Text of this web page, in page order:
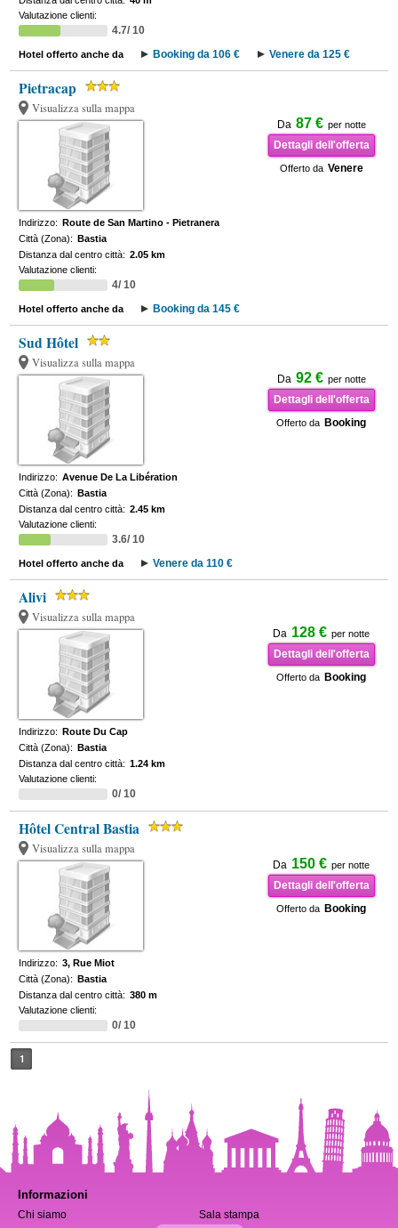
Valutazione clienti:
4.7/ 10
Hotel offerto anche da Booking da 106 € Venere da 125 €
Pietracap
Visualizza sulla mappa
Da 87 € per notte
Dettagli dell'offerta
Offerto da Venere
Indirizzo: Route de San Martino - Pietranera
Città (Zona): Bastia
Distanza dal centro città: 2.05 km
Valutazione clienti:
4/ 10
Hotel offerto anche da Booking da 145 €
Sud Hôtel
Visualizza sulla mappa
Da 92 € per notte
Dettagli dell'offerta
Offerto da Booking
Indirizzo: Avenue De La Libération
Città (Zona): Bastia
Distanza dal centro città: 2.45 km
Valutazione clienti:
3.6/ 10
Hotel offerto anche da Venere da 110 €
Alivi
Visualizza sulla mappa
Da 128 € per notte
Dettagli dell'offerta
Offerto da Booking
Indirizzo: Route Du Cap
Città (Zona): Bastia
Distanza dal centro città: 1.24 km
Valutazione clienti:
0/ 10
Hôtel Central Bastia
Visualizza sulla mappa
Da 150 € per notte
Dettagli dell'offerta
Offerto da Booking
Indirizzo: 3, Rue Miot
Città (Zona): Bastia
Distanza dal centro città: 380 m
Valutazione clienti:
0/ 10
1
Informazioni
Chi siamo
Sala stampa